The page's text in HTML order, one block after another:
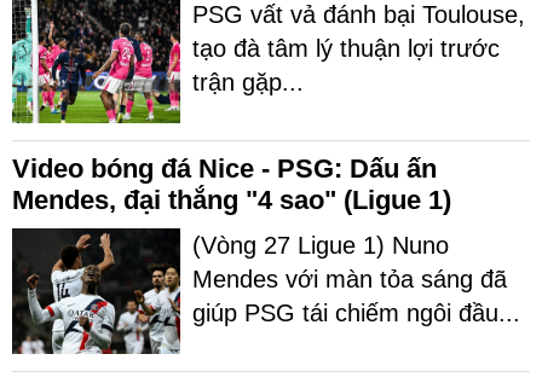
PSG vất vả đánh bại Toulouse,
tạo đà tâm lý thuận lợi trước
trận gặp...
Video bóng đá Nice - PSG: Dấu ấn
Mendes, đại thắng "4 sao" (Ligue 1)
(Vòng 27 Ligue 1) Nuno
Mendes với màn tỏa sáng đã
giúp PSG tái chiếm ngôi đầu...